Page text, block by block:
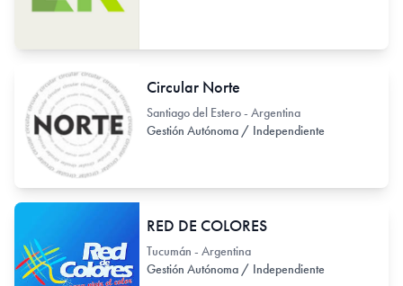
Circular Norte
Santiago del Estero - Argentina
Gestión Autónoma / Independiente
RED DE COLORES
Tucumán - Argentina
Gestión Autónoma / Independiente